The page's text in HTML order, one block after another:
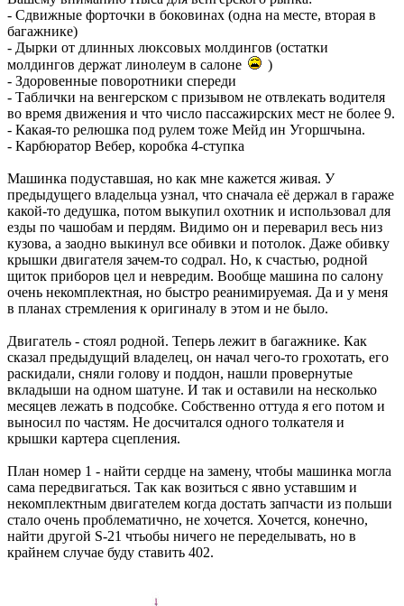
- Сдвижные форточки в боковинах (одна на месте, вторая в
багажнике)
- Дырки от длинных люксовых молдингов (остатки
молдингов держат линолеум в салоне
)
- Здоровенные поворотники спереди
- Таблички на венгерском с призывом не отвлекать водителя
во время движения и что число пассажирских мест не более 9.
- Какая-то релюшка под рулем тоже Мейд ин Угоршчына.
- Карбюратор Вебер, коробка 4-ступка
Машинка подуставшая, но как мне кажется живая. У
предыдущего владельца узнал, что сначала её держал в гараже
какой-то дедушка, потом выкупил охотник и использовал для
езды по чашобам и пердям. Видимо он и переварил весь низ
кузова, а заодно выкинул все обивки и потолок. Даже обивку
крышки двигателя зачем-то содрал. Но, к счастью, родной
щиток приборов цел и невредим. Вообще машина по салону
очень некомплектная, но быстро реанимируемая. Да и у меня
в планах стремления к оригиналу в этом и не было.
Двигатель - стоял родной. Теперь лежит в багажнике. Как
сказал предыдущий владелец, он начал чего-то грохотать, его
раскидали, сняли голову и поддон, нашли провернутые
вкладыши на одном шатуне. И так и оставили на несколько
месяцев лежать в подсобке. Собственно оттуда я его потом и
выносил по частям. Не досчитался одного толкателя и
крышки картера сцепления.
План номер 1 - найти сердце на замену, чтобы машинка могла
сама передвигаться. Так как возиться с явно уставшим и
некомплектным двигателем когда достать запчасти из польши
стало очень проблематично, не хочется. Хочется, конечно,
найти другой S-21 чтьобы ничего не переделывать, но в
крайнем случае буду ставить 402.